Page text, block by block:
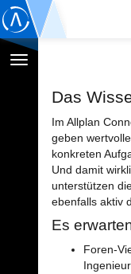
Navigation
Das
Im Allplan
geben
konkreten
Und damit
unterstützen
ebenfalls aktiv
Es
Foren-